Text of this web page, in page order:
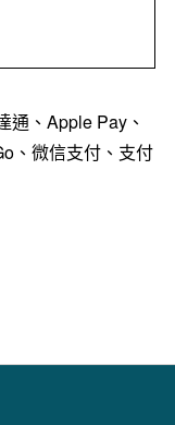
通、Apple Pay、
、微信支付、支付